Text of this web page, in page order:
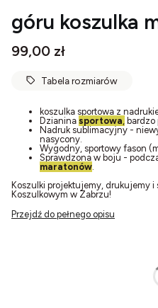
góru koszulka
Cena
99,00 zł
Tabela rozmiarów
koszulka sportowa z
Dzianina sportowa bardzo
Nadruk sublimacyjny -
nasycony.
Wygodny, sportowy fason
Sprawdzona w boju -
maratonów
Koszulki projektujemy, drukujemy
Koszulkowym w Zabrzu!
Przejdź do pełnego opisu